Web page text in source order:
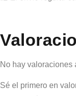
No hay valoraciones
Sé el primero en